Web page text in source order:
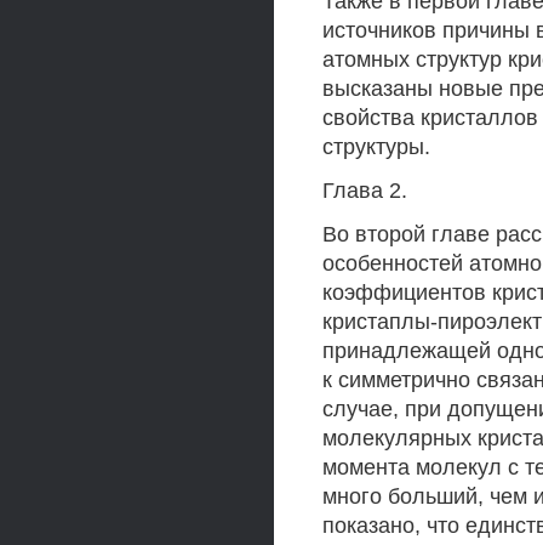
источников причины
атомных структур
высказаны новые
свойства
структуры.
Глава 2.
Во второй главе
особенностей
коэффициентов
кристаплы-
принадлежащей
к симметрично
случае, при
молекулярных
момента молекул с
много больший, чем
показано, что